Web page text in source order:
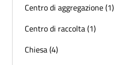
Centro di aggregazione (1)
Centro di raccolta (1)
Chiesa (4)